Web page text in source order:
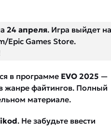
24 апреля. Игра выйдет на
Epic Games Store.
в программе EVO 2025 —
жанре файтингов. Полный
материале.
. Не забудьте ввести